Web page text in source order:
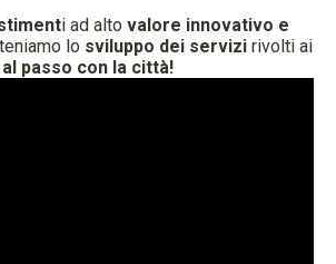
i ad alto valore innovativo e
lo sviluppo dei servizi rivolti ai
al passo con la città!